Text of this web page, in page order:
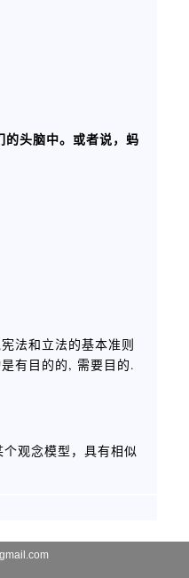
头脑中。或者说，蚂
法和立法的基本准则
有目的的, 需要目的.
观念模型，具有相似